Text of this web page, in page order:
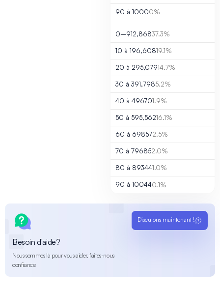
90 à 10000%
0–912,86837.3%
10 à 196,60819.1%
20 à 295,07914.7%
30 à 391,7985.2%
40 à 496701.9%
50 à 595,56216.1%
60 à 698572.5%
70 à 796852.0%
80 à 893441.0%
90 à 100440.1%
Besoin d'aide?
Nous sommes là pour vous aider, faites-nous
confiance
Discutons maintenant !